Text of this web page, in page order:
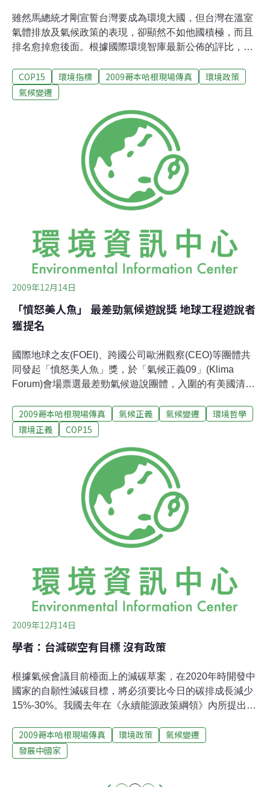
雖然馬總統才剛宣誓台灣要成為環境大國，但台灣在溫室
氣體排放及氣候政策的表現，卻顯然不如他國積極，而且
排名愈掉愈後面。根據國際環境智庫最新公佈的評比，台
年滑落了15名，不但落後我國經濟主要競爭對手南韓，幾
乎要與碳污染大國中國大陸與美國同掛車尾。這份評比是
網絡(CAN-Europe)，十四日上午在哥本哈根氣候會議的記
者會上所公佈。報告是針對全球六十個主要的溫室氣體排
放國與經濟體，在碳污染程度、趨勢與政策的評比。台灣
在2008年第一次被列入排名，當時的排名是32名，但今年
的指數一出來，表現卻十分難看，不但總體評比從中等調
降到「差勁(Poor)」，排名更落到47名，更離「非常差勁
(Very Poor)」組別只有一步之遙。
COP15 環境指標 2009哥本哈根現場傳真
環境政策
氣候變遷
2009年12月14日
「憤怒美人魚」 最差勁氣候遊說獎 地球工程遊說者
獲提名
國際地球之友(FOEI)、跨國公司歐洲觀察(CEO)等團體共
同發起「憤怒美人魚」獎，於「氣候正義09」(Klima
Forum)會場票選最差勁氣候遊說團體，入圍的有美國清潔
際航空運輸協會、國際排放交易協會、孟山都生物科技公
司以及國際負責任大豆會議、薩索爾能源公司。網路票選
月15日下午四點，由撰寫《No Logo》、《震撼主義》的
知名作家──娜歐蜜˙克萊恩(Naomi Klein)在哥本哈根中央
車站旁的DGI-Byen公佈。美國清潔煤炭電力聯盟
(ACCCE)、美國石油學會（API）投入大量經費反對美國
氣候法案。歐洲化學工業理事會（CEFIC）透過遊說工作
在歐盟排放交易機制下得到免費津貼； 國際航空運輸協會
（IATA） 領導的遊說工作持續發出誤導民眾而且「毫無意
2009哥本哈根現場傳真 氣候正義 氣候變遷
環境哲學
環境正義
COP15
2009年12月14日
學者：台減碳空有目標 沒有政策
根據氣候會議目前檯面上的減碳草案，在2020年時開發中
國家的自願性減碳目標，將必須要比今日的碳排成長減少
15%-30%。我國去年在《永續能源政策綱領》內所提出的
準相去不遠。然而，專精能源政策的學者卻批評，台灣雖
定下減碳目標，卻沒有提出全面性的減碳政策，若繼續停
2009哥本哈根現場傳真 環境政策
氣候變遷
發展中國家